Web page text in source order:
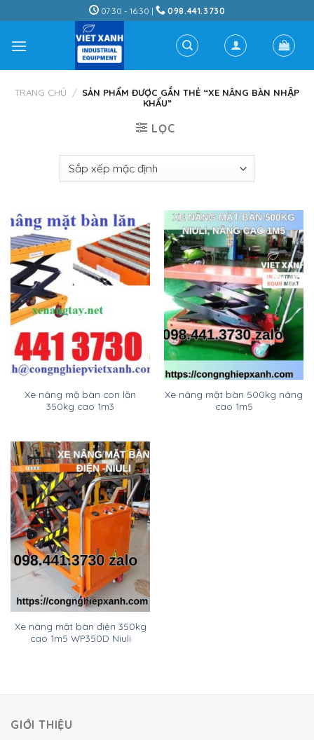
to
content
07:30 - 16:30 | 098.441.3730
TRANG CHỦ / SẢN PHẨM ĐƯỢC GẮN THẺ “XE NÂNG BÀN NHẬP
KHẨU”
LỌC
Xe nâng mặ bàn con lăn
350kg cao 1m3
Xe nâng mặt bàn 500kg nâng
cao 1m5
Xe nâng mặt bàn điện 350kg
cao 1m5 WP350D Niuli
GIỚI THIỆU